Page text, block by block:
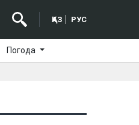
ҚАЗ РУС
Погода